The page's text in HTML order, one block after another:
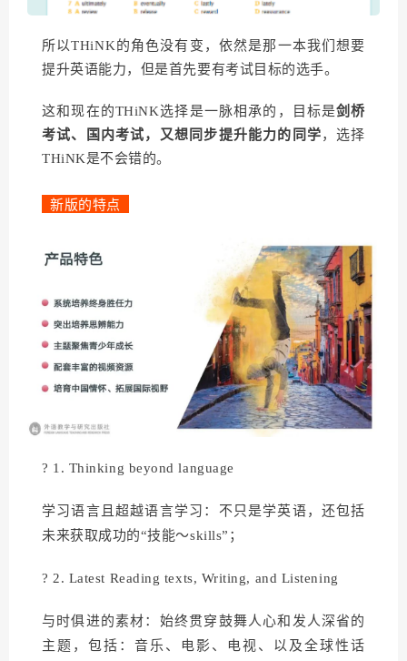
所以THiNK的角色没有变，依然是那一本我们想要
提升英语能力，但是首先要有考试目标的选手。
这和现在的THiNK选择是一脉相承的，目标是剑桥
考试、国内考试，又想同步提升能力的同学，选择
THiNK是不会错的。
新版的特点
? 1. Thinking beyond language
学习语言且超越语言学习：不只是学英语，还包括
未来获取成功的“技能～skills”；
? 2. Latest Reading texts, Writing, and Listening
与时俱进的素材：始终贯穿鼓舞人心和发人深省的
主题，包括：音乐、电影、电视、以及全球性话